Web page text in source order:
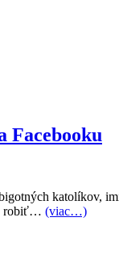
Facebooku
katolíkov,
robiť… (viac…)